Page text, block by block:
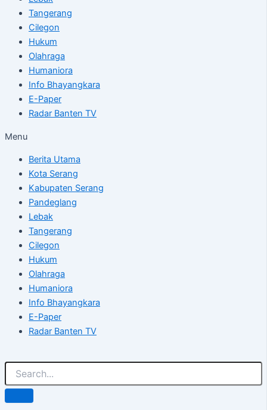
Tangerang
Cilegon
Hukum
Olahraga
Humaniora
Info Bhayangkara
E-Paper
Radar Banten TV
Menu
Berita Utama
Kota Serang
Kabupaten Serang
Pandeglang
Lebak
Tangerang
Cilegon
Hukum
Olahraga
Humaniora
Info Bhayangkara
E-Paper
Radar Banten TV